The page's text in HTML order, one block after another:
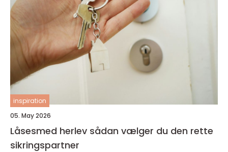
inspiration
05. May 2026
Låsesmed herlev sådan vælger du den rette
sikringspartner